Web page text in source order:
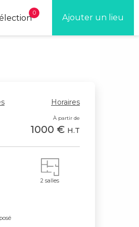
Ajouter un lieu
0
Horaires
À partir de
1000 € H.T
2 salles